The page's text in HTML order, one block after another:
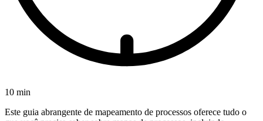
10 min
Este guia abrangente de mapeamento de processos oferece tudo o